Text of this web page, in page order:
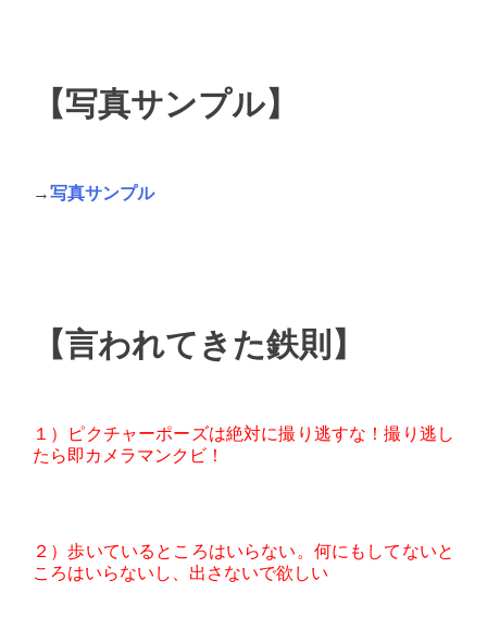
【写真サンプル】
→写真サンプル
【言われてきた鉄則】
１）ピクチャーポーズは絶対に撮り逃すな！撮り逃し
たら即カメラマンクビ！
２）歩いているところはいらない。何にもしてないと
ころはいらないし、出さないで欲しい